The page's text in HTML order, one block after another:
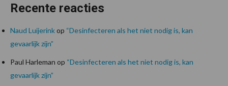
Recente reacties
Naud Luijerinkop “Desinfecteren als het niet nodig is, kan
gevaarlijk zijn”
Paul Harleman op “Desinfecteren als het niet nodig is, kan
gevaarlijk zijn”